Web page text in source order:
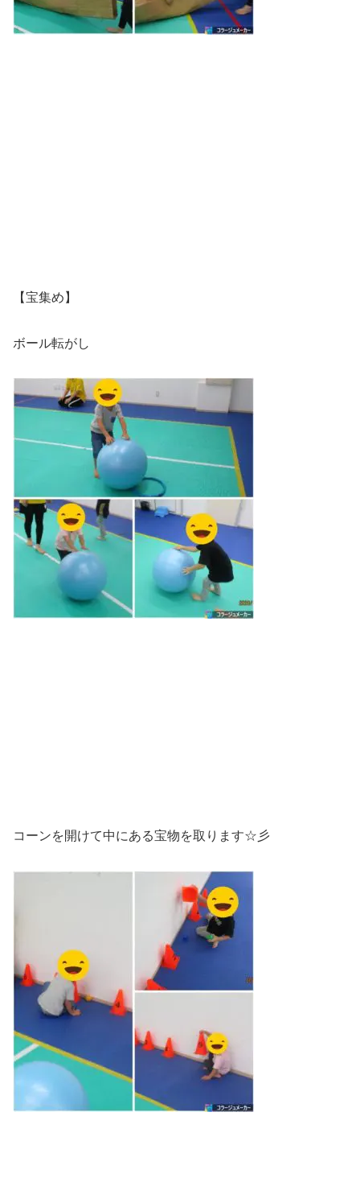
【宝集め】
ボール転がし
コーンを開けて中にある宝物を取ります☆彡